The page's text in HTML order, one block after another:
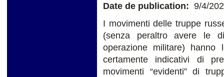
Date de publication: 9/4/
I movimenti delle truppe
(senza peraltro avere le
operazione militare)
certamente indicativi di
movimenti “evidenti” di